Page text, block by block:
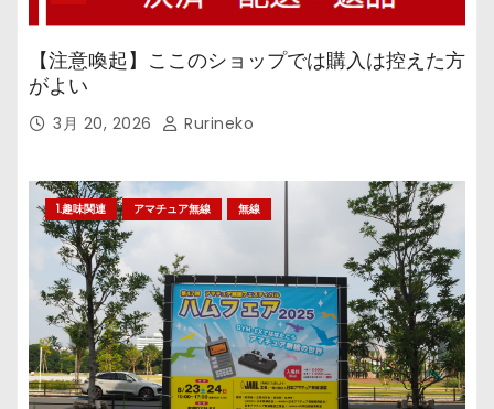
【注意喚起】ここのショップでは購入は控えた方
がよい
3月 20, 2026 Rurineko
1.趣味関連 アマチュア無線 無線